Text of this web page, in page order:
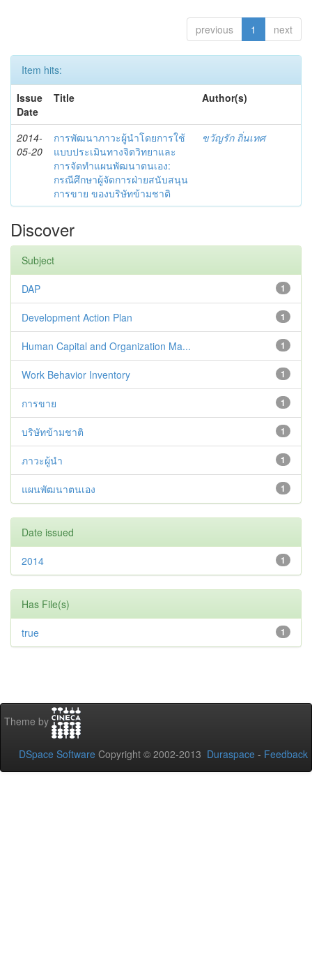
previous 1 next
Item hits:
Issue
Date
Title Author(s)
2014-
05-20
การพัฒนาภาวะผู้นำโดยการใช้
แบบประเมินทางจิตวิทยาและ
การจัดทำแผนพัฒนาตนเอง:
กรณีศึกษาผู้จัดการฝ่ายสนับสนุน
การขาย ของบริษัทข้ามชาติ
ขวัญรัก ถิ่นเทศ
Discover
Subject
1
DAP
1
Development Action Plan
1
Human Capital and Organization Ma...
1
Work Behavior Inventory
1
การขาย
1
บริษัทข้ามชาติ
1
ภาวะผู้นำ
1
แผนพัฒนาตนเอง
Date issued
1
2014
Has File(s)
1
true
Theme by
DSpace Software Copyright © 2002-2013 Duraspace - Feedback